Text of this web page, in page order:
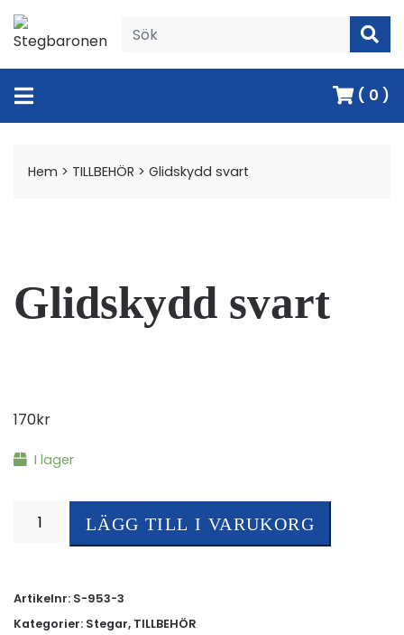
( 0 )
Hem > TILLBEHÖR > Glidskydd svart
Glidskydd svart
170kr
I lager
Glidskydd
LÄGG TILL I VARUKORG
Artikelnr: S-953-3
Kategorier: Stegar, TILLBEHÖR